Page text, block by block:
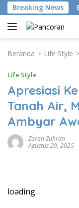
Langsung
ke
konten
Breaking News
Begini
Beranda Life Style
Life Style
Apresiasi
Tanah Air,
Ambyar
Zarah Zuhran
Agustus 29, 2025
loading…